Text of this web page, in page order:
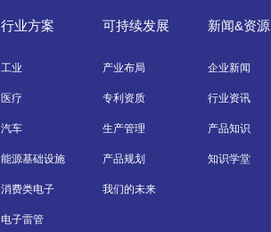
行业方案
工业
医疗
汽车
能源基础设施
消费类电子
电子雷管
可持续发展
产业布局
专利资质
生产管理
产品规划
我们的未来
新闻&资源
企业新闻
行业资讯
产品知识
知识学堂